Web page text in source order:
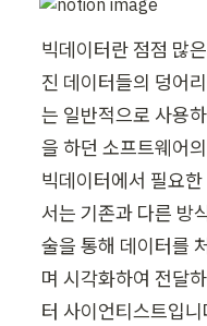
빅데이터란 점점 많
진 데이터들의 덩어
는 일반적으로 사용
을 하던 소프트웨어
빅데이터에서 필요
서는 기존과 다른 방
술을 통해 데이터를
며 시각화하여 전달
터 사이언티스트입니